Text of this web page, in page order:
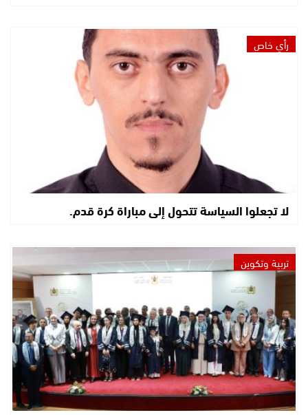
رأي خاص
لا تجعلوا السياسة تتحول إلى مباراة كرة قدم.
تربية وتكوين